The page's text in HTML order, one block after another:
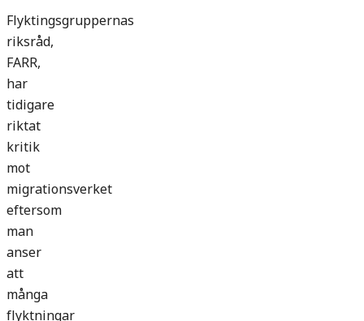
Flyktingsgruppernas
riksråd,
FARR,
har
tidigare
riktat
kritik
mot
migrationsverket
eftersom
man
anser
att
många